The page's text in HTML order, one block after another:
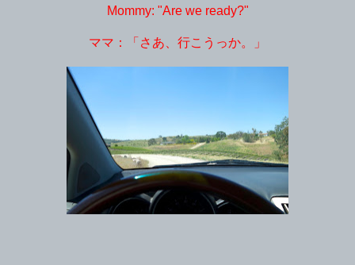
Mommy: "Are we ready?"
ママ：「さあ、行こうっか。」